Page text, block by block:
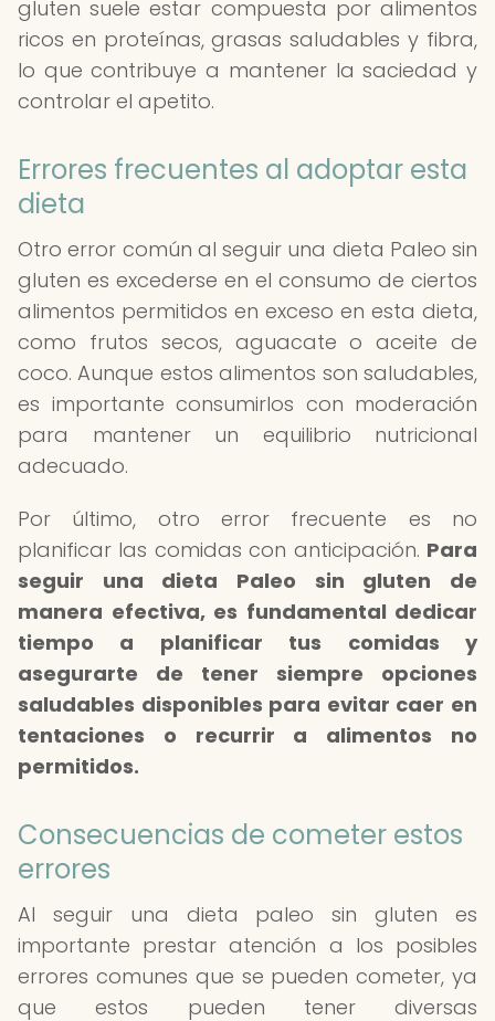
gluten suele estar compuesta por alimentos
ricos en proteínas, grasas saludables y fibra,
lo que contribuye a mantener la saciedad y
controlar el apetito.
Errores frecuentes al adoptar esta
dieta
Otro error común al seguir una dieta Paleo sin
gluten es excederse en el consumo de ciertos
alimentos permitidos en exceso en esta dieta,
como frutos secos, aguacate o aceite de
coco. Aunque estos alimentos son saludables,
es importante consumirlos con moderación
para mantener un equilibrio nutricional
adecuado.
Por último, otro error frecuente es no
planificar las comidas con anticipación. Para
seguir una dieta Paleo sin gluten de
manera efectiva, es fundamental dedicar
tiempo a planificar tus comidas y
asegurarte de tener siempre opciones
saludables disponibles para evitar caer en
tentaciones o recurrir a alimentos no
permitidos.
Consecuencias de cometer estos
errores
Al seguir una dieta paleo sin gluten es
importante prestar atención a los posibles
errores comunes que se pueden cometer, ya
que estos pueden tener diversas